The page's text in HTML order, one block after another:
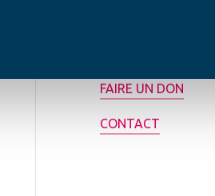
FAIRE UN DON
CONTACT